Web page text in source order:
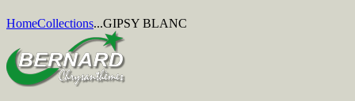
HomeCollections...GIPSY BLANC